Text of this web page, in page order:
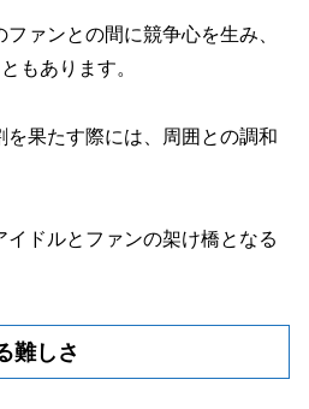
ァンとの間に競争心を生み、
もあります。
を果たす際には、周囲との調和
ドルとファンの架け橋となる
難しさ